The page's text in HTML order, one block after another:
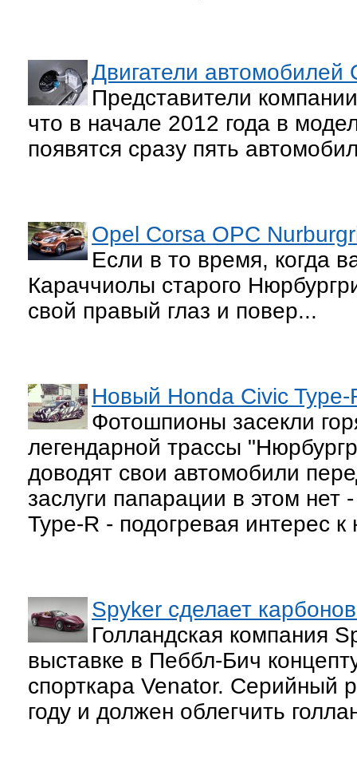
Двигатели автомобилей
Представители
что в начале 2012 года в
появятся сразу пять
Opel Corsa OPC
Если в то время, когда
Караччиолы старого
свой правый глаз и повер...
Новый Honda Civic Type-
Фотошпионы засекли
легендарной трассы
доводят свои автомобили
заслуги папарации в этом нет
Type-R - подогревая интерес
Spyker сделает
Голландская компания
выставке в Пеббл-Бич
спорткара Venator. Серийный
году и должен облегчить